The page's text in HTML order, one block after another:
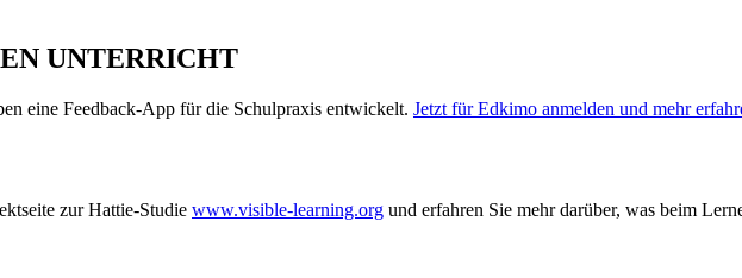
UNTERRICHT
eine Feedback-App für die Schulpraxis entwickelt. Jetzt für Edkimo anmelden und mehr
zur Hattie-Studie www.visible-learning.org und erfahren Sie mehr darüber, was beim